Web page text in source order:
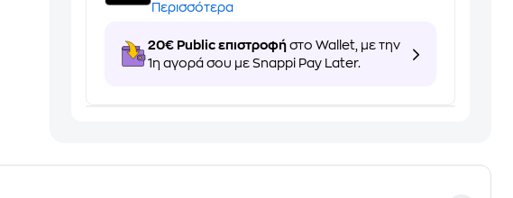
Περισσότερα
20€ Public επιστροφή στο Wallet, με την
1η αγορά σου με Snappi Pay Later.